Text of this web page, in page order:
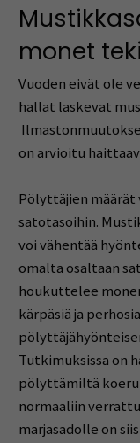
monet
Vuoden eivät ole
hallat laskevat
on arvioitu
Pölyttäjien
satotasoihin.
voi vähentää
omalta osaltaan
houkuttelee
kärpäsiä ja
Tutkimuksissa on
pölyttämiltä
normaaliin
marjasadolle on